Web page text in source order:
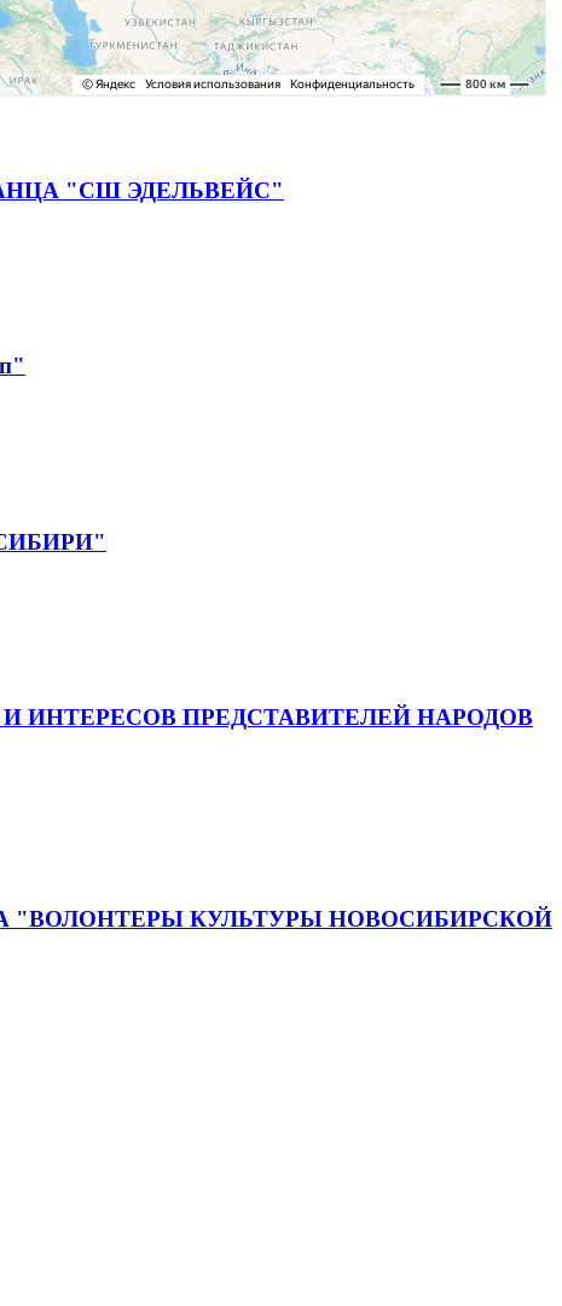
"СШ ЭДЕЛЬВЕЙС"
СИБИРИ"
ИНТЕРЕСОВ ПРЕДСТАВИТЕЛЕЙ НАРОДОВ
"ВОЛОНТЕРЫ КУЛЬТУРЫ НОВОСИБИРСКОЙ